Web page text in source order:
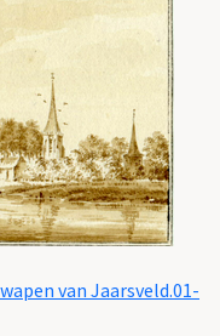
van Jaarsveld.01-